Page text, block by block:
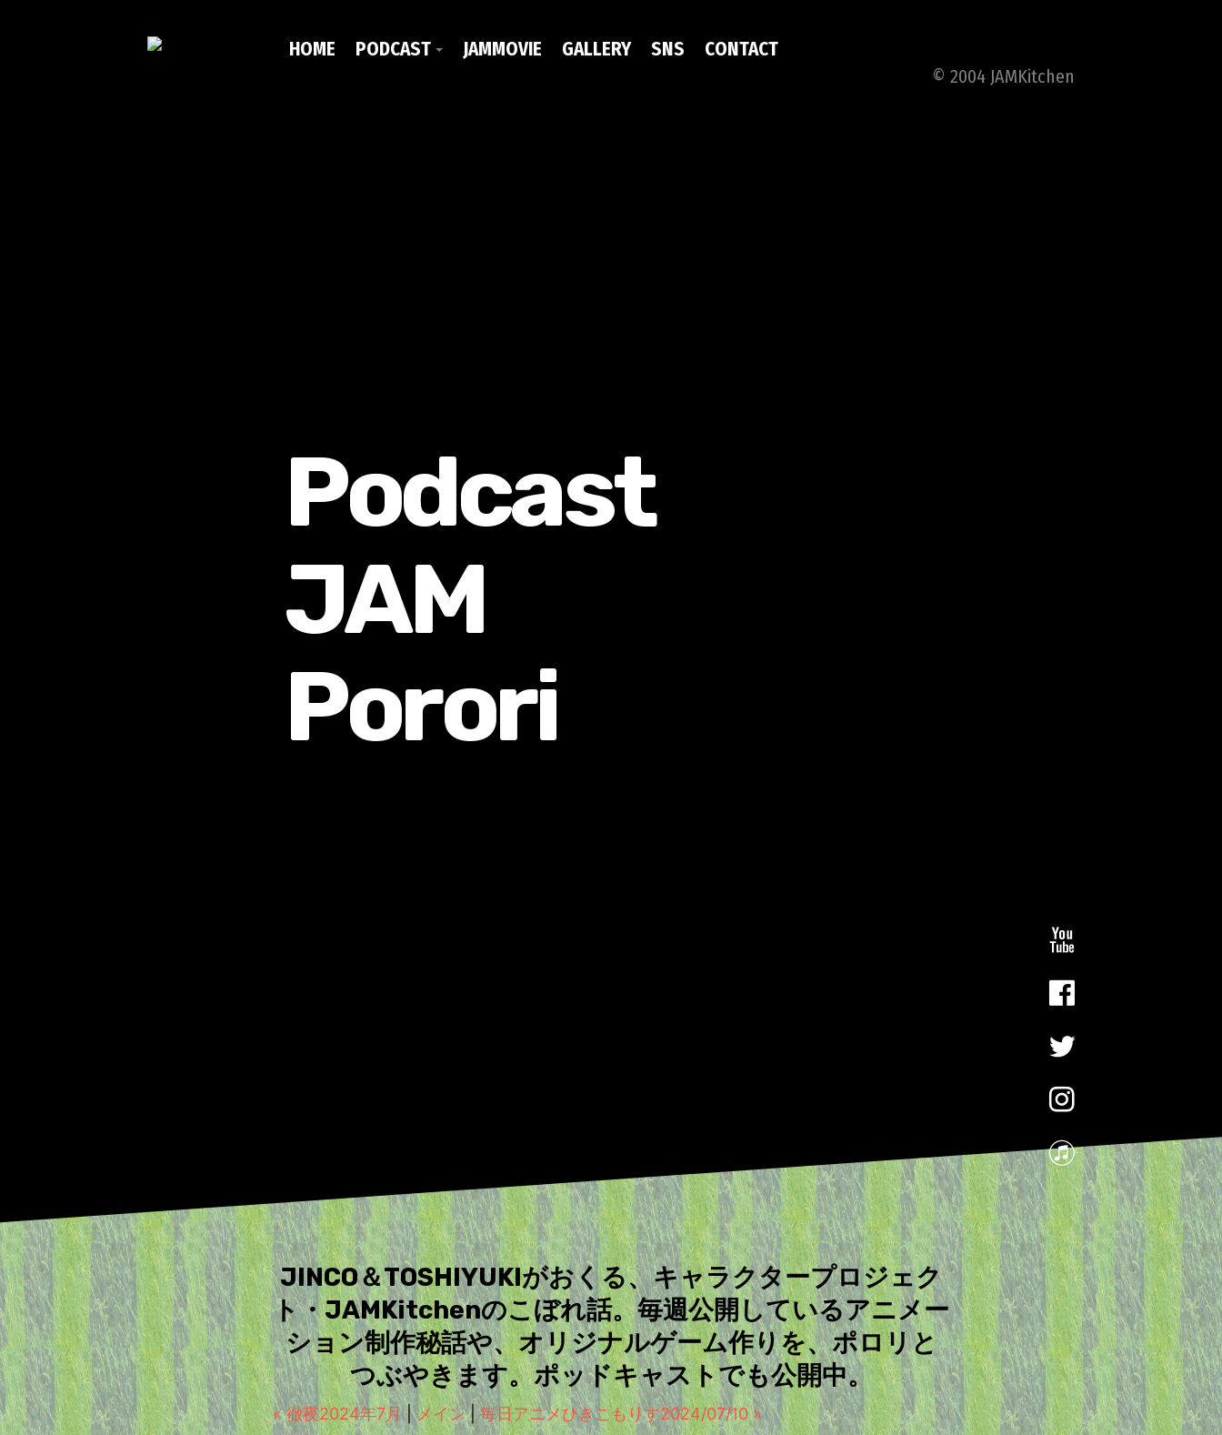
HOME PODCAST JAMMOVIE GALLERY SNS CONTACT
© 2004 JAMKitchen
JINCO＆TOSHIYUKIがおくる、キャラクタープロジェク
ト・JAMKitchenのこぼれ話。毎週公開しているアニメー
ション制作秘話や、オリジナルゲーム作りを、ポロリと
つぶやきます。ポッドキャストでも公開中。
« 徹夜2024年7月|メイン|毎日アニメひきこもりす2024/07/10 »